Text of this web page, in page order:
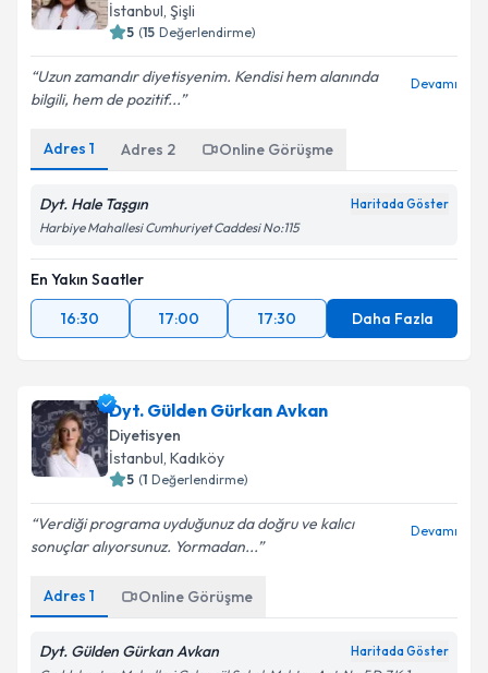
İstanbul, Şişli
5 (15 Değerlendirme)
Uzun zamandır diyetisyenim. Kendisi hem alanında
bilgili, hem de pozitif...
Devamı
Adres 1 Adres 2 Online Görüşme
Dyt. Hale Taşgın Haritada Göster
Harbiye Mahallesi Cumhuriyet Caddesi No:115
En Yakın Saatler
16:30
17:00 17:30 Daha Fazla
Dyt. Gülden Gürkan Avkan
Diyetisyen
İstanbul, Kadıköy
5 (1 Değerlendirme)
Verdiği programa uyduğunuz da doğru ve kalıcı
sonuçlar alıyorsunuz. Yormadan...
Devamı
Adres 1 Online Görüşme
Dyt. Gülden Gürkan Avkan Haritada Göster